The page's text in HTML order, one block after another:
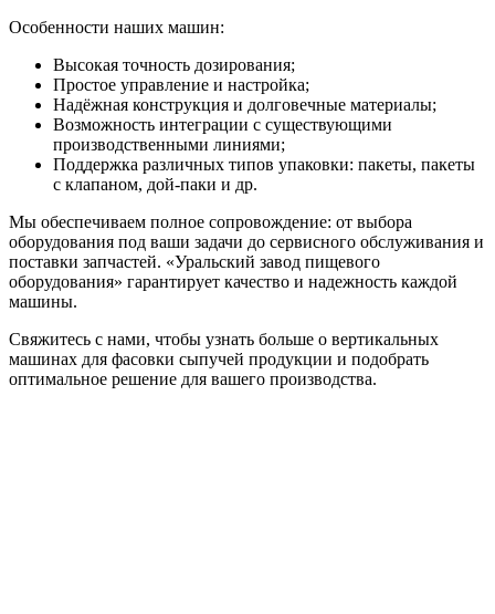
Особенности наших машин:
Высокая точность дозирования;
Простое управление и настройка;
Надёжная конструкция и долговечные материалы;
Возможность интеграции с существующими
производственными линиями;
Поддержка различных типов упаковки: пакеты, пакеты
с клапаном, дой-паки и др.
Мы обеспечиваем полное сопровождение: от выбора
оборудования под ваши задачи до сервисного обслуживания и
поставки запчастей. «Уральский завод пищевого
оборудования» гарантирует качество и надежность каждой
машины.
Свяжитесь с нами, чтобы узнать больше о вертикальных
машинах для фасовки сыпучей продукции и подобрать
оптимальное решение для вашего производства.